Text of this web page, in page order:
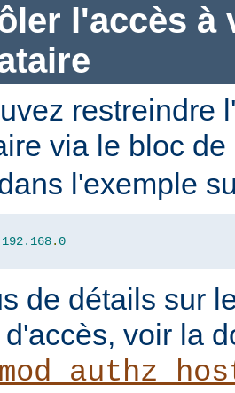
l'accès à
restreindre
via le bloc
l'exemple
192.168.0
de détails sur
voir la